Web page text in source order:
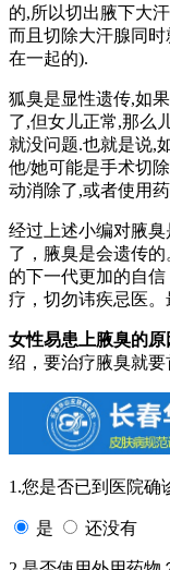
的,所以切出腋下大
而且切除大汗腺同
在一起的).
狐臭是显性遗传,如
了,但女儿正常,那么
就没问题.也就是说,
他/她可能是手术切
动消除了,或者使用
经过上述小编对腋
了，腋臭是会遗传
的下一代更加的自
疗，切勿讳疾忌医。
女性易患上腋臭的原
绍，要治疗腋臭就要
1.您是否已到医院确
是 还没有